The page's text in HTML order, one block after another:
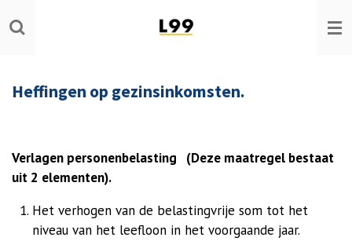
Ga
direct
hoofdinhoud
Heffingen op gezinsinkomsten.
Verlagen personenbelasting (Deze maatregel bestaat
uit 2 elementen).
Het verhogen van de belastingvrije som tot het
niveau van het leefloon in het voorgaande jaar.